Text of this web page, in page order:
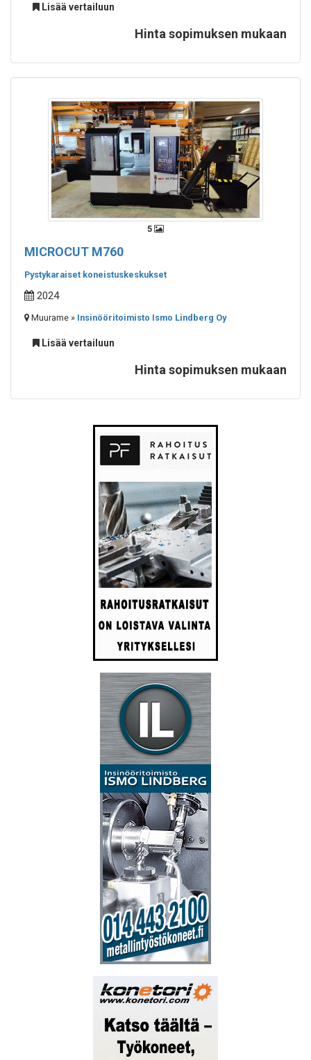
Lisää vertailuun
Hinta sopimuksen mukaan
5
MICROCUT M760
Pystykaraiset koneistuskeskukset
2024
Muurame » Insinööritoimisto Ismo Lindberg Oy
Lisää vertailuun
Hinta sopimuksen mukaan